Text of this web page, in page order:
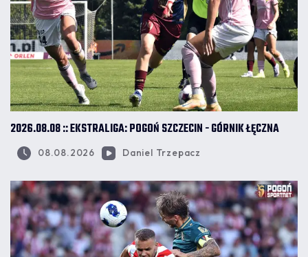
2026.08.08 :: EKSTRALIGA: POGOŃ SZCZECIN - GÓRNIK ŁĘCZNA
08.08.2026 Daniel Trzepacz